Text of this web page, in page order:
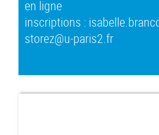
en ligne
inscriptions :
storez@u-paris2.fr